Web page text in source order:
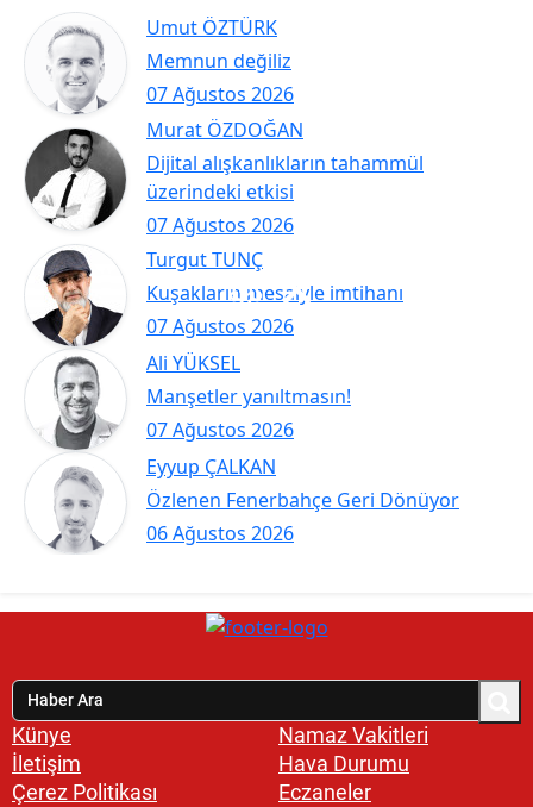
Umut ÖZTÜRK
07 Ağustos 2026
Memnun değiliz
Murat ÖZDOĞAN
07 Ağustos 2026
Dijital alışkanlıkların tahammül
üzerindeki etkisi
Turgut TUNÇ
07 Ağustos 2026
Kuşakların mesaiyle imtihanı
Ali YÜKSEL
07 Ağustos 2026
Manşetler yanıltmasın!
Eyyup ÇALKAN
06 Ağustos 2026
Özlenen Fenerbahçe Geri Dönüyor
Künye
İletişim
Çerez Politikası
Namaz Vakitleri
Hava Durumu
Eczaneler